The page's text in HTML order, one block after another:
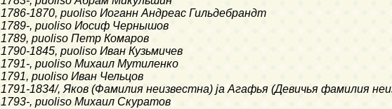
1786-1870, puoliso Иоганн Андреас Гильдебрандт
1789-, puoliso Иосиф Чернышов
1789, puoliso Петр Комаров
1790-1845, puoliso Иван Кузьмичев
1791-, puoliso Михаил Мутиленко
1791, puoliso Иван Чельцов
1791-1834/, Яков (Фамилия неизвестна) ja Агафья (Девичья фамилия
1793-, puoliso Михаил Скуратов